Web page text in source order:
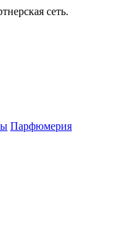
сеть.
Парфюмерия